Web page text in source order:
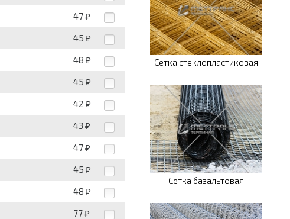
47 ₽
45 ₽
48 ₽
45 ₽
42 ₽
43 ₽
47 ₽
45 ₽
48 ₽
77 ₽
Сетка стеклопластиковая
Сетка базальтовая